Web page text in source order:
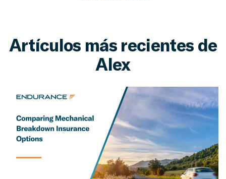
Artículos más recientes de
Alex